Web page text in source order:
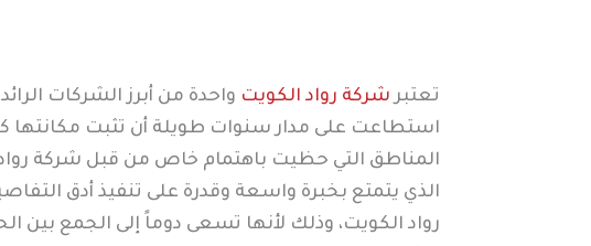
تعتبرشركة رواد الكويت واحدة من أبرز الشركات
استطاعت على مدار سنوات طويلة أن تثبت مكانتها
المناطق التي حظيت باهتمام خاص من قبل شركة
الذي يتمتع بخبرة واسعة وقدرة على تنفيذ أدق
رواد الكويت، وذلك لأنها تسعى دوماً إلى الجمع بين